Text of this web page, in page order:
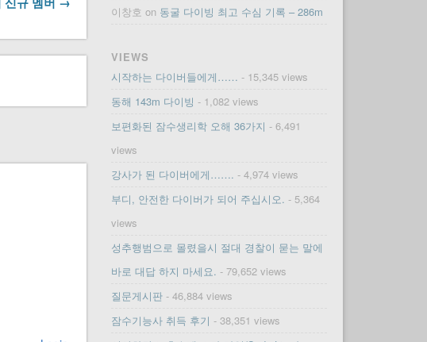
이창호 on 동굴 다이빙 최고 수심 기록 – 286m
VIEWS
시작하는 다이버들에게…… - 15,345 views
동해 143m 다이빙 - 1,082 views
보편화된 잠수생리학 오해 36가지 - 6,491
views
강사가 된 다이버에게……. - 4,974 views
부디, 안전한 다이버가 되어 주십시오. - 5,364
views
성추행범으로 몰렸을시 절대 경찰이 묻는 말에
바로 대답 하지 마세요. - 79,652 views
질문게시판- 46,884 views
잠수기능사 취득 후기 - 38,351 views